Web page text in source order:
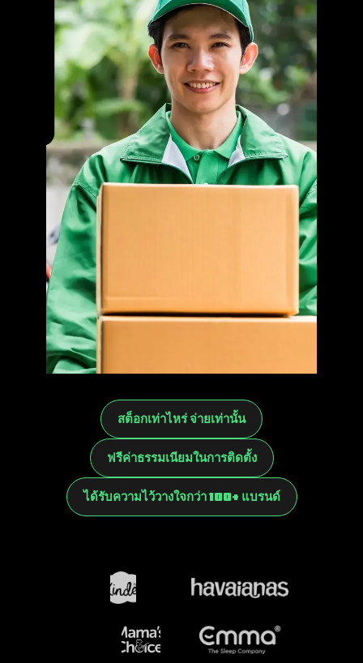
สต็อกเท่าไหร่ จ่ายเท่านั้น
ฟรีค่าธรรมเนียมในการติดตั้ง
ได้รับความไว้วางใจกว่า 100+ แบรนด์